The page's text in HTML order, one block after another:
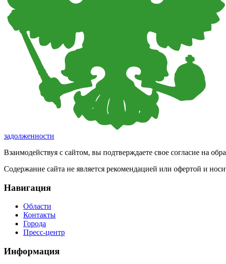
задолженности
Взаимодействуя с сайтом, вы подтверждаете свое согласие на
Содержание сайта не является рекомендацией или офертой и
Навигация
Области
Контакты
Города
Пресс-центр
Информация